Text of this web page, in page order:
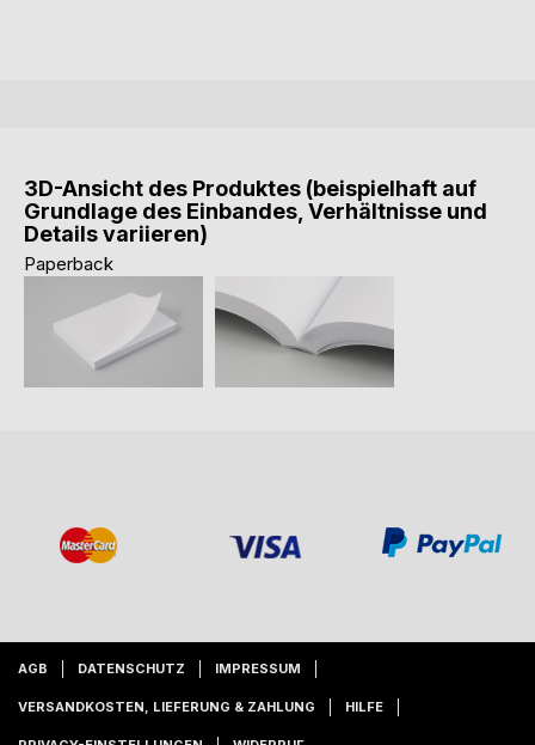
3D-Ansicht des Produktes (beispielhaft auf
Grundlage des Einbandes, Verhältnisse und
Details variieren)
Paperback
AGB DATENSCHUTZ IMPRESSUM
VERSANDKOSTEN, LIEFERUNG & ZAHLUNG HILFE